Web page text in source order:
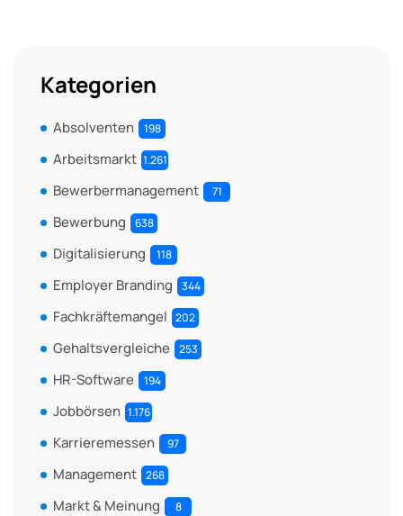
Kategorien
Absolventen 198
Arbeitsmarkt 1.261
Bewerbermanagement 71
Bewerbung 638
Digitalisierung 118
Employer Branding 344
Fachkräftemangel 202
Gehaltsvergleiche 253
HR-Software 194
Jobbörsen 1.176
Karrieremessen 97
Management 268
Markt & Meinung 8